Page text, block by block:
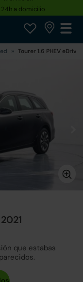
24h a domicilio
Tourer 1.6 PHEV eDrive
que estabas